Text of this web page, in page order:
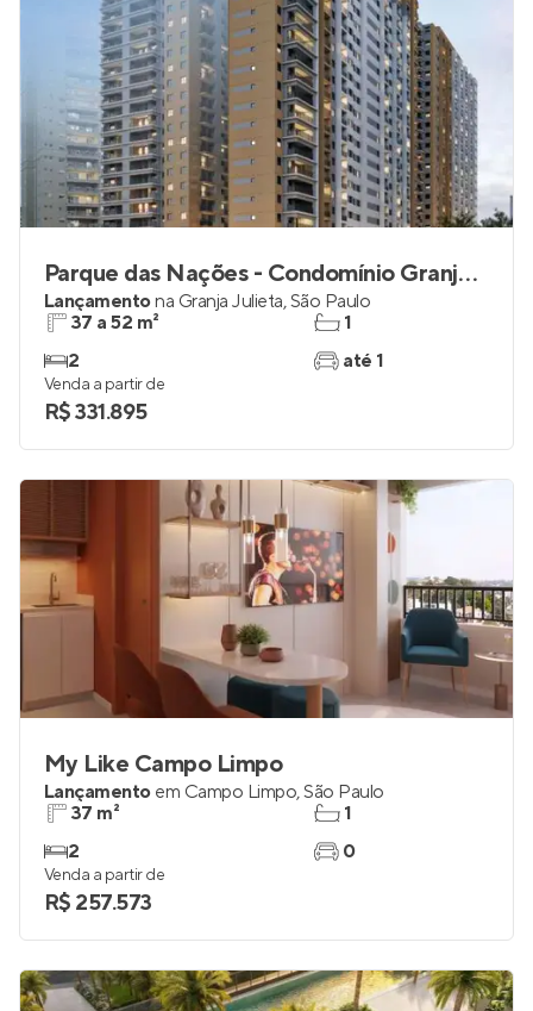
Parque das Nações - Condomínio Granja Julieta
Lançamentona Granja Julieta,São Paulo
37 a 52 m²
2
1
até 1
Venda a partir de
R$ 331.895
My Like Campo Limpo
Lançamento em Campo Limpo,São Paulo
37 m²
2
1
0
Venda a partir de
R$ 257.573